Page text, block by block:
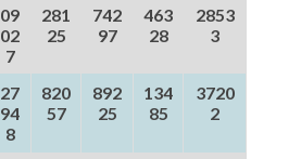
09
02
7
281
25
742
97
463
28
2853
3
27
94
8
820
57
892
25
134
85
3720
2